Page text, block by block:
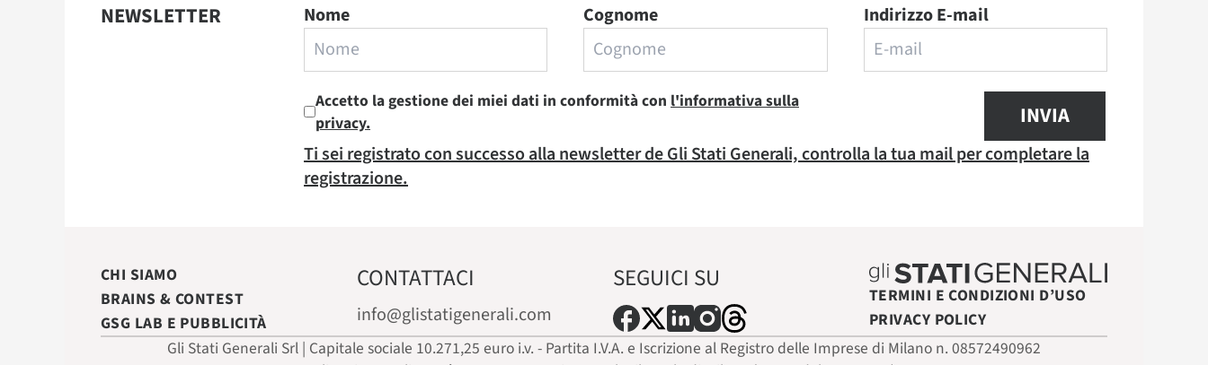
NEWSLETTER Nome Cognome Indirizzo E-mail
Accetto la gestione dei miei dati in conformità con l'informativa sulla
privacy.
INVIA
Ti sei registrato con successo alla newsletter de Gli Stati Generali, controlla la tua mail per completare la
registrazione.
CHI SIAMO
BRAINS & CONTEST
GSG LAB E PUBBLICITÀ
CONTATTACI
info@glistatigenerali.com
SEGUICI SU
TERMINI E CONDIZIONI D’USO
PRIVACY POLICY
Gli Stati Generali Srl | Capitale sociale 10.271,25 euro i.v. - Partita I.V.A. e Iscrizione al Registro delle Imprese di Milano n. 08572490962